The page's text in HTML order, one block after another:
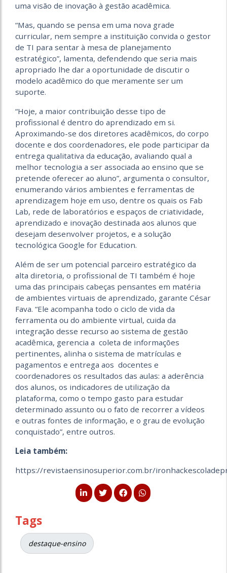
uma visão de inovação à gestão acadêmica.
“Mas, quando se pensa em uma nova grade
curricular, nem sempre a instituição convida o gestor
de TI para sentar à mesa de planejamento
estratégico”, lamenta, defendendo que seria mais
apropriado lhe dar a oportunidade de discutir o
modelo acadêmico do que meramente ser um
suporte.
“Hoje, a maior contribuição desse tipo de
profissional é dentro do aprendizado em si.
Aproximando-se dos diretores acadêmicos, do corpo
docente e dos coordenadores, ele pode participar da
entrega qualitativa da educação, avaliando qual a
melhor tecnologia a ser associada ao ensino que se
pretende oferecer ao aluno”, argumenta o consultor,
enumerando vários ambientes e ferramentas de
aprendizagem hoje em uso, dentre os quais os Fab
Lab, rede de laboratórios e espaços de criatividade,
aprendizado e inovação destinada aos alunos que
desejam desenvolver projetos, e a solução
tecnológica Google for Education.
Além de ser um potencial parceiro estratégico da
alta diretoria, o profissional de TI também é hoje
uma das principais cabeças pensantes em matéria
de ambientes virtuais de aprendizado, garante César
Fava. “Ele acompanha todo o ciclo de vida da
ferramenta ou do ambiente virtual, cuida da
integração desse recurso ao sistema de gestão
acadêmica, gerencia a coleta de informações
pertinentes, alinha o sistema de matrículas e
pagamentos e entrega aos docentes e
coordenadores os resultados das aulas: a aderência
dos alunos, os indicadores de utilização da
plataforma, como o tempo gasto para estudar
determinado assunto ou o fato de recorrer a vídeos
e outras fontes de informação, e o grau de evolução
conquistado”, entre outros.
Leia também:
https://revistaensinosuperior.com.br/
Tags
destaque-ensino